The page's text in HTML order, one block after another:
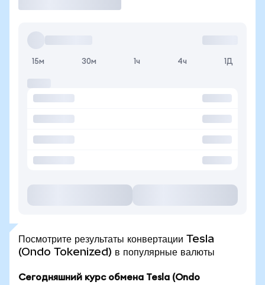
15м 30м 1ч 4ч 1Д
Посмотрите результаты конвертации Tesla
(Ondo Tokenized) в популярные валюты
Сегодняшний курс обмена Tesla (Ondo